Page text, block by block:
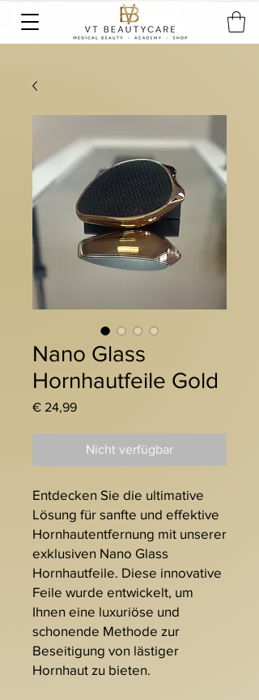
Nano Glass
Hornhautfeile Gold
€ 24,99Preis
Nicht verfügbar
Entdecken Sie die ultimative
Lösung für sanfte und effektive
Hornhautentfernung mit unserer
exklusiven Nano Glass
Hornhautfeile. Diese innovative
Feile wurde entwickelt, um
Ihnen eine luxuriöse und
schonende Methode zur
Beseitigung von lästiger
Hornhaut zu bieten.